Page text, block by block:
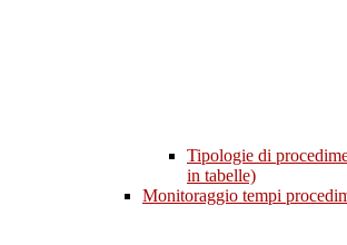
Tipologie di
in tabelle)
Monitoraggio tempi